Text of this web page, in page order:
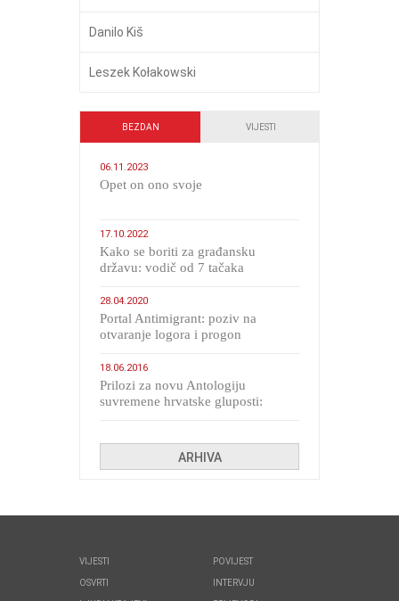
Danilo Kiš
Leszek Kołakowski
BEZDAN VIJESTI
06.11.2023
​Opet on ono svoje
17.10.2022
Kako se boriti za građansku
državu: vodič od 7 tačaka
28.04.2020
Portal Antimigrant: poziv na
otvaranje logora i progon
18.06.2016
Prilozi za novu Antologiju
suvremene hrvatske gluposti:
ARHIVA
VIJESTI
OSVRTI
POVIJEST
INTERVJU